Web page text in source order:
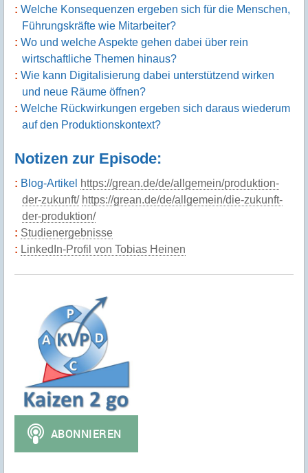
Welche Konsequenzen ergeben sich für die Menschen,
Führungskräfte wie Mitarbeiter?
Wo und welche Aspekte gehen dabei über rein
wirtschaftliche Themen hinaus?
Wie kann Digitalisierung dabei unterstützend wirken
und neue Räume öffnen?
Welche Rückwirkungen ergeben sich daraus wiederum
auf den Produktionskontext?
Notizen zur Episode:
Blog-Artikel https://grean.de/de/allgemein/produktion-
der-zukunft/ https://grean.de/de/allgemein/die-zukunft-
der-produktion/
Studienergebnisse
LinkedIn-Profil von Tobias Heinen